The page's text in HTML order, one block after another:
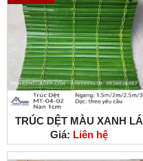
TRÚC DỆT MÀU XANH LÁ
MÁT MẮT
Giá: Liên hệ